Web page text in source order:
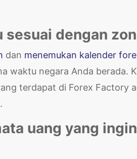
sesuai dengan
dan menemukan kalender
waktu negara Anda berada.
terdapat di Forex Factory
uang yang